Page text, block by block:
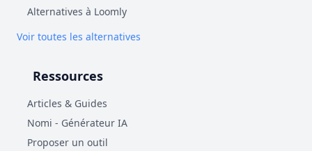
Alternatives à Loomly
Voir toutes les alternatives
Ressources
Articles & Guides
Nomi - Générateur IA
Proposer un outil